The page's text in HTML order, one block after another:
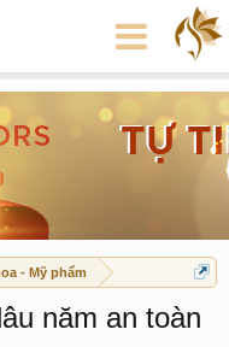
- Mỹ phẩm
năm an toàn